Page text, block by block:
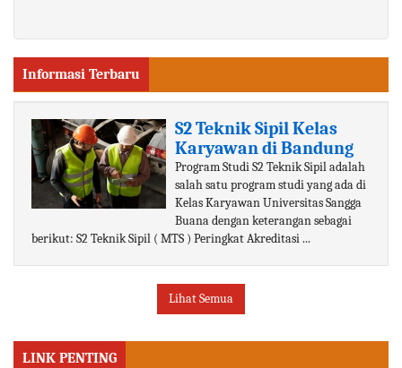
Informasi Terbaru
S2 Teknik Sipil Kelas
Karyawan di Bandung
Program Studi S2 Teknik Sipil adalah
salah satu program studi yang ada di
Kelas Karyawan Universitas Sangga
Buana dengan keterangan sebagai
berikut: S2 Teknik Sipil ( MTS ) Peringkat Akreditasi ...
Lihat Semua
LINK PENTING